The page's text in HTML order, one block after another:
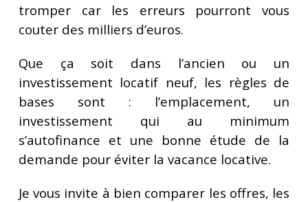
tromper car les erreurs pourront vous
couter des milliers d’euros.
Que ça soit dans l’ancien ou un
investissement locatif neuf, les règles de
bases sont : l’emplacement, un
investissement qui au minimum
s’autofinance et une bonne étude de la
demande pour éviter la vacance locative.
Je vous invite à bien comparer les offres, les